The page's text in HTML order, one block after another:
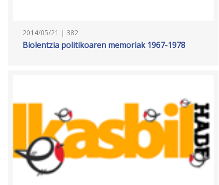
2014/05/21 | 382
Biolentzia politikoaren memoriak 1967-1978